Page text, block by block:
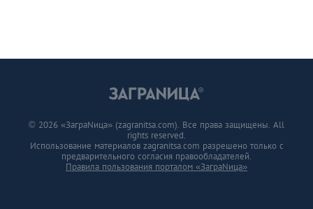
© 2026 «ЗаграNица» (zagranitsa.com). Все права защищены. All
rights reserved.
Использование материалов zagranitsa.com разрешено только с
предварительного согласия правообладателей.
Правила пользования порталом «ЗаграNица»